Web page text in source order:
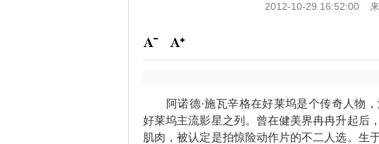
2012-10-29 16:52:00
阿诺德·施瓦辛格在好莱坞是个传奇人物，
好莱坞主流影星之列。曾在健美界冉冉升起后
肌肉，被认定是拍惊险动作片的不二人选。生